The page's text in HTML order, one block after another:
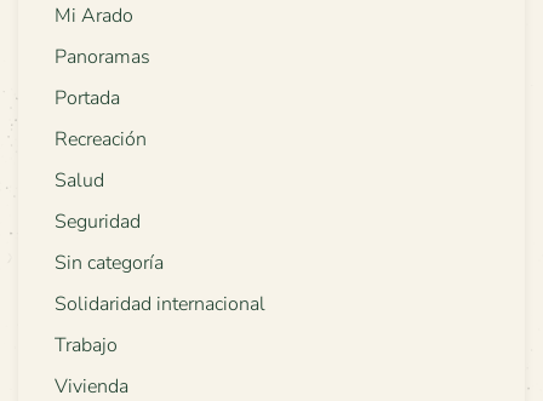
Mi Arado
Panoramas
Portada
Recreación
Salud
Seguridad
Sin categoría
Solidaridad internacional
Trabajo
Vivienda